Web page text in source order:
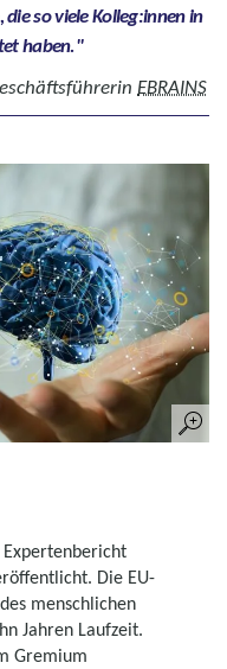
so viele Kolleg:innen in
haben.
EBRAINS
Expertenbericht
Die EU-
menschlichen
Jahren Laufzeit.
Gremium